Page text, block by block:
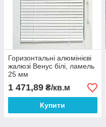
Горизонтальні алюмінієві
жалюзі Венус білі, ламель
25 мм
1 471,89 ₴/кв.м
Купити